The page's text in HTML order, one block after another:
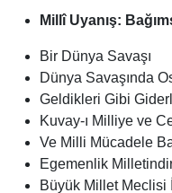
Millî Uyanış:
Bir Dünya Savaşı
Dünya Savaşında
Geldikleri Gibi
Kuvay-ı Milliye ve
Ve Milli Mücadele
Egemenlik
Büyük Millet Meclisi